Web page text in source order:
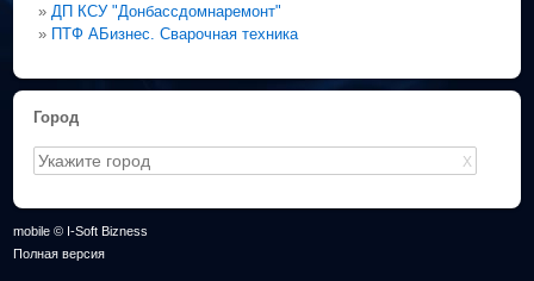
» ДП КСУ "Донбассдомнаремонт"
» ПТФ АБизнес. Сварочная техника
Город
X
mobile © I-Soft Bizness
Полная версия